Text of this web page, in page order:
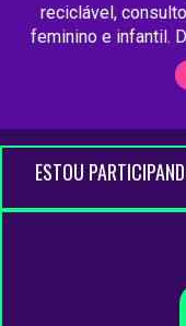
reciclável,
feminino e infantil.
ESTOU